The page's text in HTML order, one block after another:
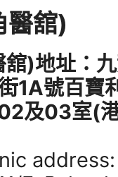
醫舘)
)地址：
1A號百寶
及03室(
address: